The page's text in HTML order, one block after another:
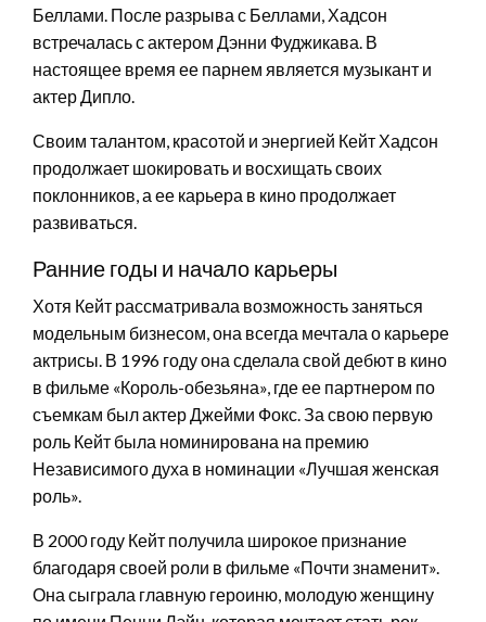
Беллами. После разрыва с Беллами, Хадсон
встречалась с актером Дэнни Фуджикава. В
настоящее время ее парнем является музыкант и
актер Дипло.
Своим талантом, красотой и энергией Кейт Хадсон
продолжает шокировать и восхищать своих
поклонников, а ее карьера в кино продолжает
развиваться.
Ранние годы и начало карьеры
Хотя Кейт рассматривала возможность заняться
модельным бизнесом, она всегда мечтала о карьере
актрисы. В 1996 году она сделала свой дебют в кино
в фильме «Король-обезьяна», где ее партнером по
съемкам был актер Джейми Фокс. За свою первую
роль Кейт была номинирована на премию
Независимого духа в номинации «Лучшая женская
роль».
В 2000 году Кейт получила широкое признание
благодаря своей роли в фильме «Почти знаменит».
Она сыграла главную героиню, молодую женщину